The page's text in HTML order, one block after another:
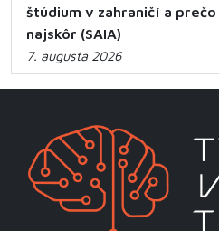
štúdium v zahraničí a
najskôr (SAIA)
7. augusta 2026